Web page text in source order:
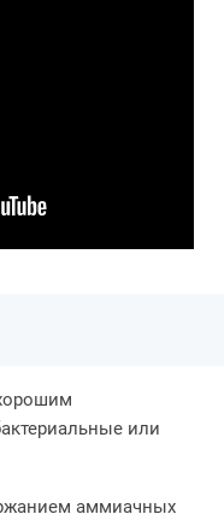
или
аммиачных